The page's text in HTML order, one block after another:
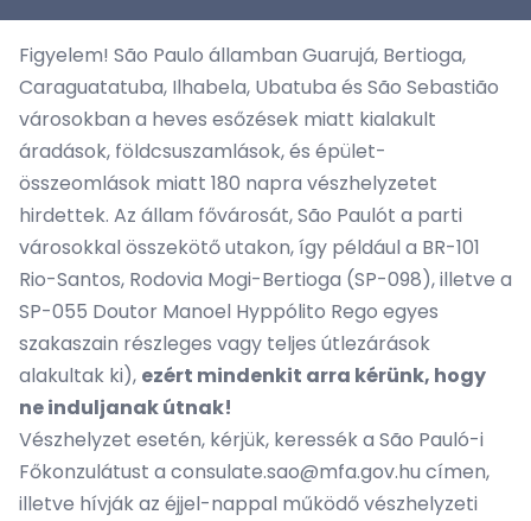
Figyelem! São Paulo államban Guarujá, Bertioga,
Caraguatatuba, Ilhabela, Ubatuba és São Sebastião
városokban a heves esőzések miatt kialakult
áradások, földcsuszamlások, és épület-
összeomlások miatt 180 napra vészhelyzetet
hirdettek. Az állam fővárosát, São Paulót a parti
városokkal összekötő utakon, így például a BR-101
Rio-Santos, Rodovia Mogi-Bertioga (SP-098), illetve a
SP-055 Doutor Manoel Hyppólito Rego egyes
szakaszain részleges vagy teljes útlezárások
alakultak ki), ezért mindenkit arra kérünk, hogy
ne induljanak útnak!
Vészhelyzet esetén, kérjük, keressék a São Pauló-i
Főkonzulátust a consulate.sao@mfa.gov.hu címen,
illetve hívják az éjjel-nappal működő vészhelyzeti